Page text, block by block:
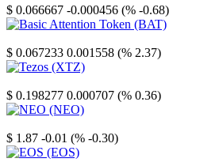
$ 0.066667 -0.000456 (% -0.68)
$ 0.067233 0.001558 (% 2.37)
$ 0.198277 0.000707 (% 0.36)
$ 1.87 -0.01 (% -0.30)